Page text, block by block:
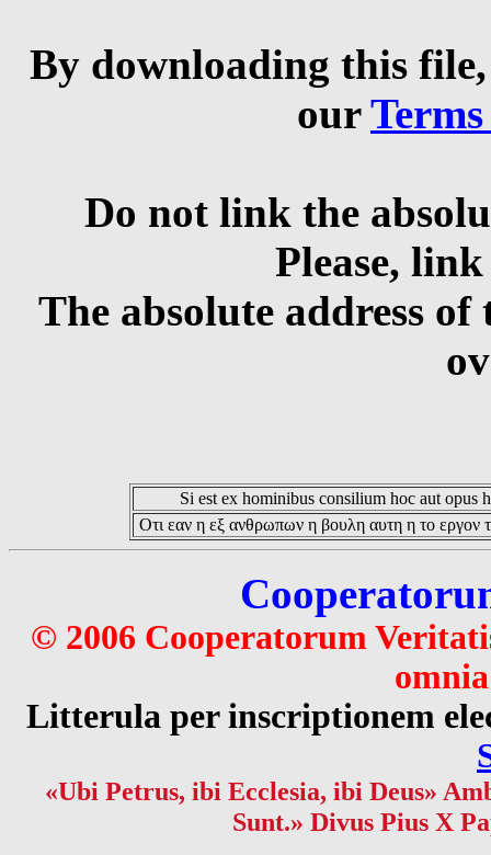
By downloading this
our
Do not link the
Please,
The absolute address
Si est ex hominibus consilium hoc aut opus
Οτι εαν η εξ ανθρωπων η βουλη αυτη η το εργον
© 2006 Cooperatorum
Litterula per inscriptionem
«Ubi Petrus, ibi Ecclesia, ibi Deus»
Sunt.» Divus Pius X